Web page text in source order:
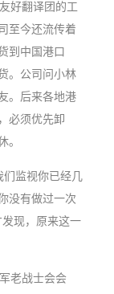
好翻译团的工
至今还流传着
到中国港口
。公司问小林
。后来各地港
必须优先卸
。
监视你已经几
没有做过一次
现，原来这一
老战士会会